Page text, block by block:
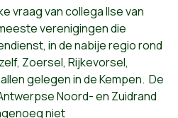
vraag van collega Ilse van
verenigingen die
in de nabije regio rond
Zoersel, Rijkevorsel,
gelegen in de Kempen. De
Noord- en Zuidrand
niet